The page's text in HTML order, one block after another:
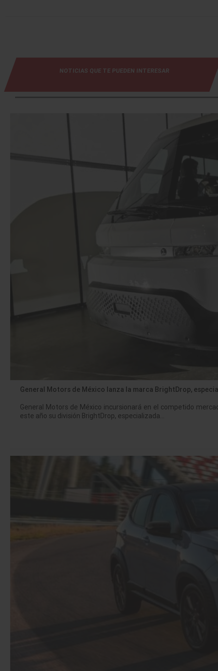
NOTICIAS QUE TE PUEDEN INTERESAR
General Motors de México lanza la marca BrightDrop,
General Motors de México incursionará en el competido
este año su división BrightDrop, especializada…